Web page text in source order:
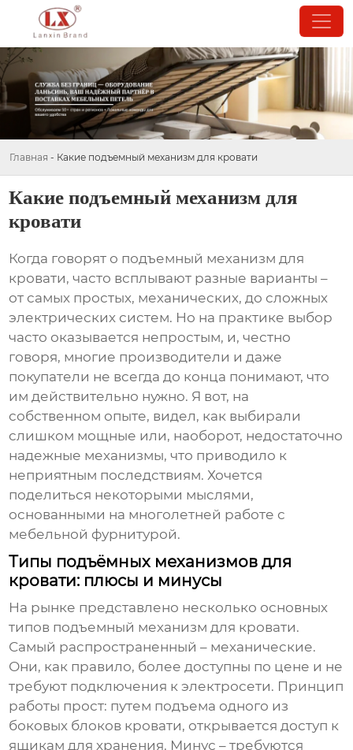
Главная - Какие подъемный механизм для кровати
Какие подъемный механизм для
кровати
Когда говорят о подъемный механизм для
кровати, часто всплывают разные варианты –
от самых простых, механических, до сложных
электрических систем. Но на практике выбор
часто оказывается непростым, и, честно
говоря, многие производители и даже
покупатели не всегда до конца понимают, что
им действительно нужно. Я вот, на
собственном опыте, видел, как выбирали
слишком мощные или, наоборот, недостаточно
надежные механизмы, что приводило к
неприятным последствиям. Хочется
поделиться некоторыми мыслями,
основанными на многолетней работе с
мебельной фурнитурой.
Типы подъёмных механизмов для
кровати: плюсы и минусы
На рынке представлено несколько основных
типов подъемный механизм для кровати.
Самый распространенный – механические.
Они, как правило, более доступны по цене и не
требуют подключения к электросети. Принцип
работы прост: путем подъема одного из
боковых блоков кровати, открывается доступ к
ящикам для хранения. Минус – требуются